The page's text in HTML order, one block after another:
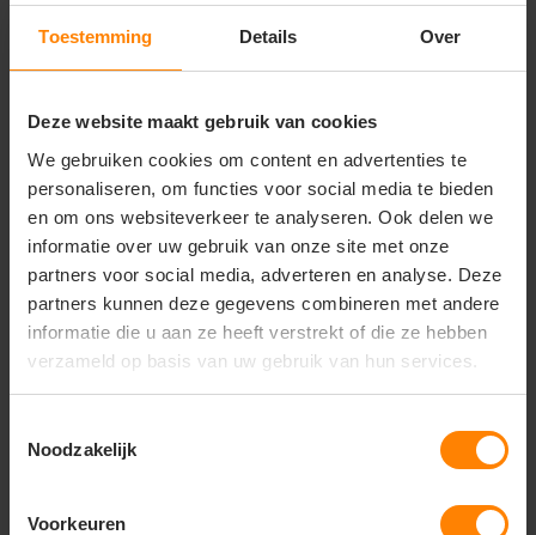
Toestemming Details Over
Deze website maakt gebruik van cookies
We gebruiken cookies om content en advertenties te
personaliseren, om functies voor social media te bieden
en om ons websiteverkeer te analyseren. Ook delen we
informatie over uw gebruik van onze site met onze
partners voor social media, adverteren en analyse. Deze
partners kunnen deze gegevens combineren met andere
informatie die u aan ze heeft verstrekt of die ze hebben
verzameld op basis van uw gebruik van hun services.
Noodzakelijk
Voorkeuren
No label (ideaal voor rebranding)